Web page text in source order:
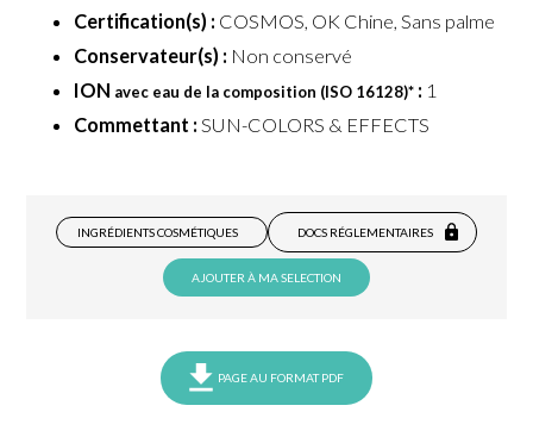
Certification(s) : COSMOS, OK Chine, Sans palme
Conservateur(s) : Non conservé
ION avec eau de la composition (ISO 16128)* : 1
Commettant : SUN-COLORS & EFFECTS
INGRÉDIENTS COSMÉTIQUES DOCS RÉGLEMENTAIRES
AJOUTER À MA SELECTION
PAGE AU FORMAT PDF